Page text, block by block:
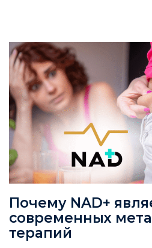
Почему NAD+
современных
терапий